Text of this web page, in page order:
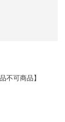
不可商品】